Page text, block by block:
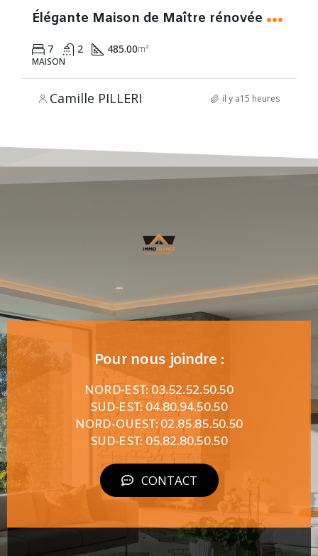
É
légante Maison de Maître rénovée avec dépendance
7 2 485.00m²
MAISON
Camille PILLERI il y a15 heures
Pour nous joindre :
NORD-EST: 03.52.52.50.50
SUD-EST: 04.80.94.50.50
NORD-OUEST: 02.85.85.50.50
SUD-EST: 05.82.80.50.50
CONTACT